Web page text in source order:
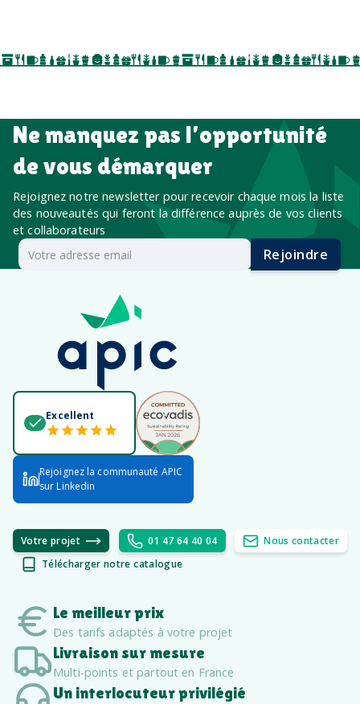
salon professionnel
Ne manquez pas l’opportunité
de vous démarquer
Rejoignez notre newsletter pour recevoir chaque mois la liste
des nouveautés qui feront la différence auprès de vos clients
et collaborateurs
Rejoindre
Excellent
Rejoignez la communauté APIC
sur Linkedin
Votre projet 01 47 64 40 04
Nous contacter
Télécharger notre catalogue
Le meilleur prix
Des tarifs adaptés à votre projet
Livraison sur mesure
Multi-points et partout en France
Un interlocuteur privilégié